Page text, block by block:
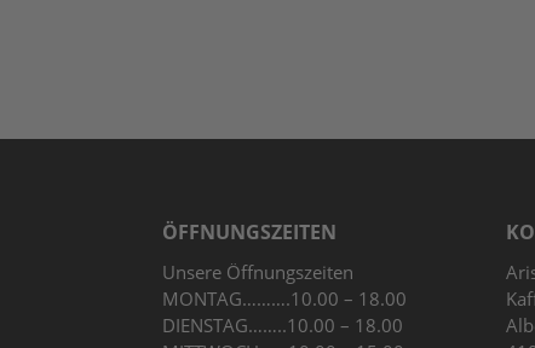
ÖFFNUNGSZEITEN
Unsere Öffnungszeiten
MONTAG……….10.00 – 18.00
DIENSTAG……..10.00 – 18.00